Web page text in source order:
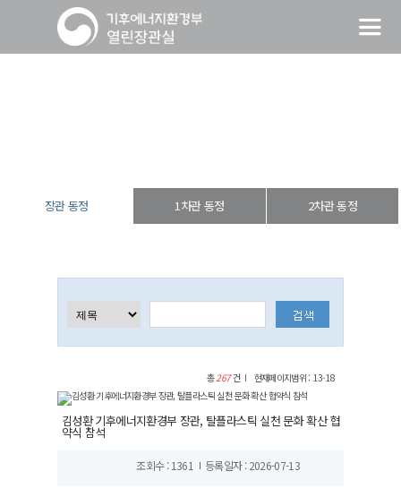
장관 동정 1차관 동정 2차관 동정
총267건 현재페이지범위 : 13-18
김성환 기후에너지환경부 장관, 탈플라스틱 실천 문화 확산 협
약식 참석
조회수 : 1361 등록일자 : 2026-07-13